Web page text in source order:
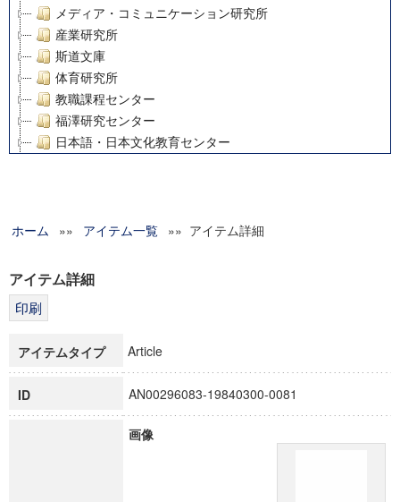
メディア・コミュニケーション研究所
産業研究所
斯道文庫
体育研究所
教職課程センター
福澤研究センター
日本語・日本文化教育センター
グローバルリサーチインスティテュート
科学研究費補助金研究成果報告書
博士課程教育リーディングプログラム「超成熟社会発展のサ
ホーム »» アイテム一覧 »» アイテム詳細
アイテム詳細
アイテムタイプ Article
ID AN00296083-19840300-0081
画像